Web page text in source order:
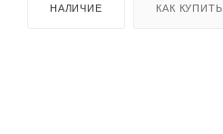
НАЛИЧИЕ КАК КУПИТЬ